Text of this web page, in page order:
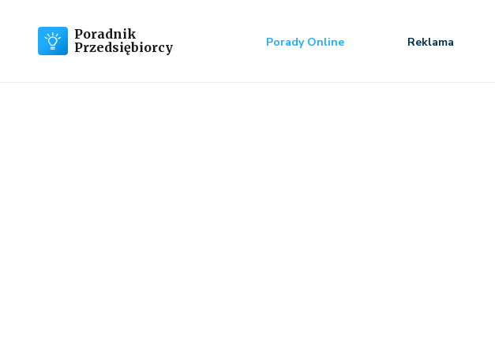
Poradnik
Przedsiębiorcy
Porady Online Reklama